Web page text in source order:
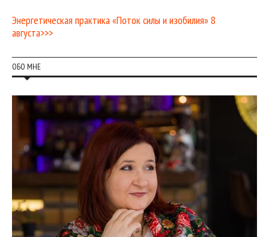
Энергетическая практика «Поток силы и изобилия» 8
августа>>>
ОБО МНЕ